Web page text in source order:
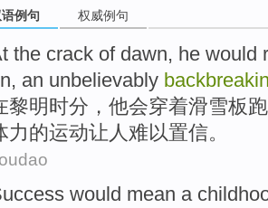
例句 权威例句
the crack of dawn, he would
, an unbelievably
黎明时分 ， 他会穿着滑雪板跑
力的运动让人难以置信。
would mean a